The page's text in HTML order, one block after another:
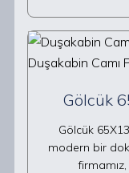
Gölcük
Gölcük
modern bir